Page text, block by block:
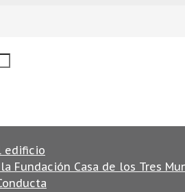
edificio
Fundación Casa de los Tres